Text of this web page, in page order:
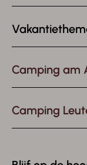
Camping am
Camping